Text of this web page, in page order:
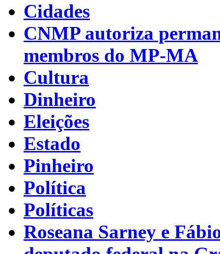
Cidades
CNMP autoriza
membros do MP-MA
Cultura
Dinheiro
Eleições
Estado
Pinheiro
Política
Políticas
Roseana Sarney e